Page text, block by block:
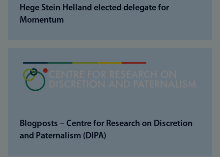
Hege Stein Helland elected delegate for
Momentum
Blogposts – Centre for Research on Discretion
and Paternalism (DIPA)